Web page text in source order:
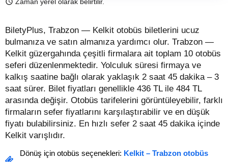
BiletyPlus, Trabzon — Kelkit otobüs biletlerini ucuz
bulmanıza ve satın almanıza yardımcı olur. Trabzon —
Kelkit güzergahında çeşitli firmalara ait toplam 10 otobüs
seferi düzenlenmektedir. Yolculuk süresi firmaya ve
kalkış saatine bağlı olarak yaklaşık 2 saat 45 dakika – 3
saat sürer. Bilet fiyatları genellikle 436 TL ile 484 TL
arasında değişir. Otobüs tarifelerini görüntüleyebilir, farklı
firmaların sefer fiyatlarını karşılaştırabilir ve en düşük
fiyatı bulabilirsiniz. En hızlı sefer 2 saat 45 dakika içinde
Kelkit varışlıdır.
Dönüş için otobüs seçenekleri: Kelkit – Trabzon otobüs